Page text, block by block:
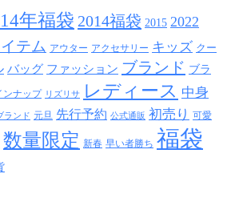
年福袋 2014福袋 2015 2022
テム アウター アクセサリー キッズ クー
バッグ ファッション ブランド ブラ
ンナップ リズリサ レディース 中身
ランド 元旦 先行予約 公式通販 初売り 可愛
数量限定 新春 早い者勝ち 福袋